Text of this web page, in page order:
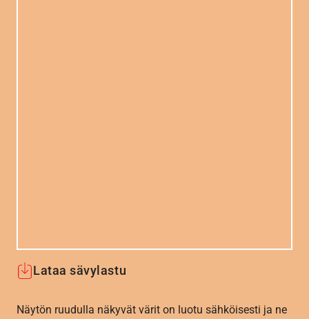
Lataa sävylastu
Näytön ruudulla näkyvät värit on luotu sähköisesti ja ne